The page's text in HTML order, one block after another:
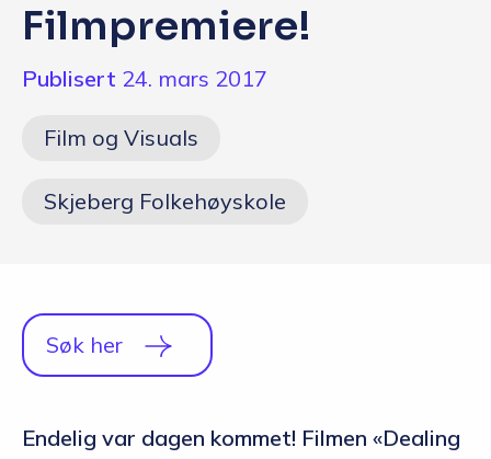
English
Filmpremiere!
Publisert 24. mars 2017
Film og Visuals
Skjeberg Folkehøyskole
Søk her
Endelig var dagen kommet! Filmen «Dealing